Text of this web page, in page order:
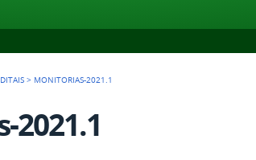
> MONITORIAS-2021.1
2021.1